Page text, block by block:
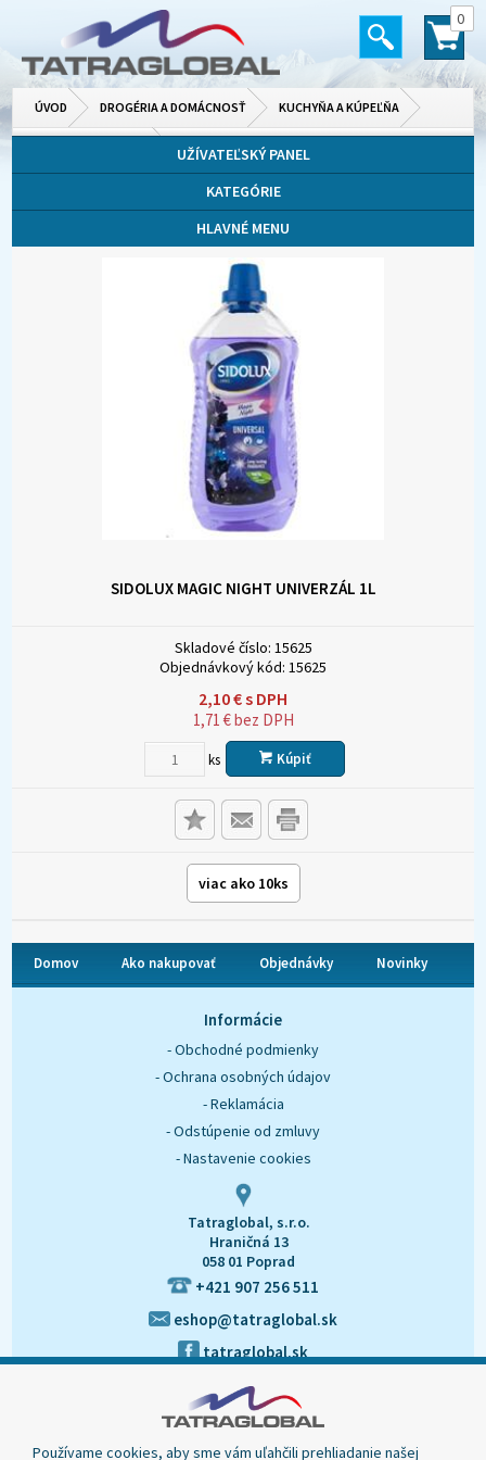
0
ÚVOD DROGÉRIA A DOMÁCNOSŤ KUCHYŇA A KÚPEĽŇA
UŽÍVATEĽSKÝ PANEL
KATEGÓRIE
HLAVNÉ MENU
SIDOLUX MAGIC NIGHT UNIVERZÁL 1L
Skladové číslo: 15625
Objednávkový kód: 15625
2,10€s DPH
1,71€bez DPH
ks Kúpiť
viac ako 10ks
Domov Ako nakupovať Objednávky Novinky
Informácie
- Obchodné podmienky
- Ochrana osobných údajov
- Reklamácia
- Odstúpenie od zmluvy
- Nastavenie cookies
Tatraglobal, s.r.o.
Hraničná 13
058 01 Poprad
+421 907 256 511
eshop@tatraglobal.sk
tatraglobal.sk
Používame cookies, aby sme vám uľahčili prehliadanie našej